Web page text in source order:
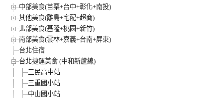
中部美食(苗栗+台中+彰化+南投)
其他美食(離島+宅配+超商)
北部美食(基隆+桃園+新竹)
南部美食(雲林+嘉義+台南+屏東)
台北住宿
台北捷運美食 (中和新蘆線)
三民高中站
三重國小站
中山國小站